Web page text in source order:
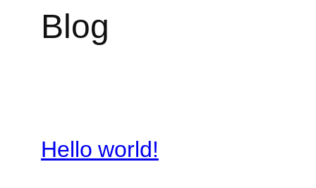
Blog
Hello world!